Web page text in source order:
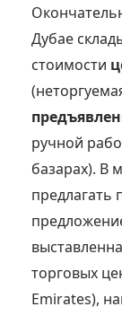
Дубае
стоимости
ручной
базарах). В
предлагать
торговых
Emirates),